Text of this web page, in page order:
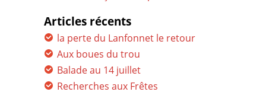
Articles récents
la perte du Lanfonnet le retour
Aux boues du trou
Balade au 14 juillet
Recherches aux Frêtes